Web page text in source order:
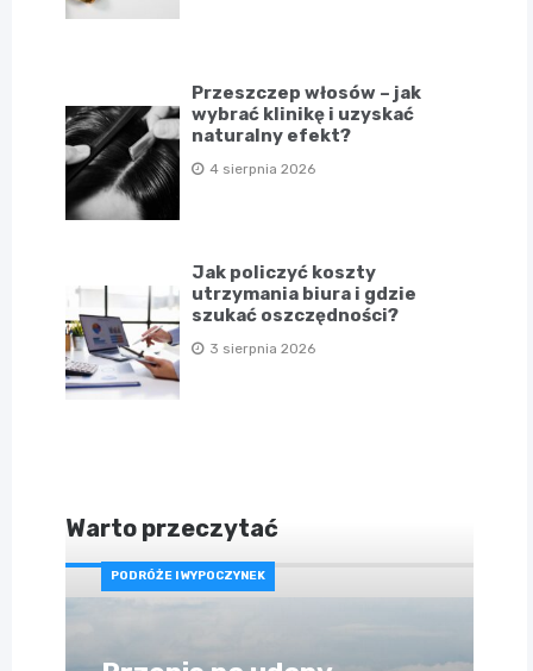
Przeszczep włosów – jak
wybrać klinikę i uzyskać
naturalny efekt?
4 sierpnia 2026
Jak policzyć koszty
utrzymania biura i gdzie
szukać oszczędności?
3 sierpnia 2026
Warto przeczytać
PODRÓŻE I WYPOCZYNEK